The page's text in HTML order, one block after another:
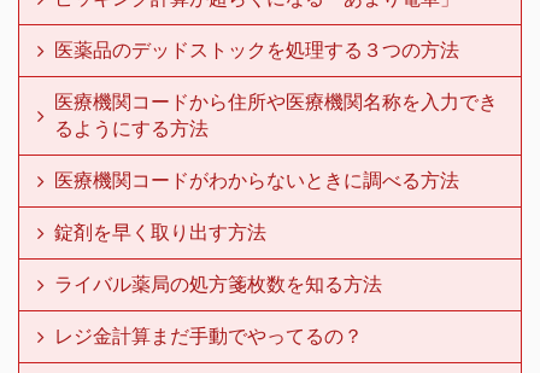
医薬品のデッドストックを処理する３つの方法
医療機関コードから住所や医療機関名称を入力でき
るようにする方法
医療機関コードがわからないときに調べる方法
錠剤を早く取り出す方法
ライバル薬局の処方箋枚数を知る方法
レジ金計算まだ手動でやってるの？